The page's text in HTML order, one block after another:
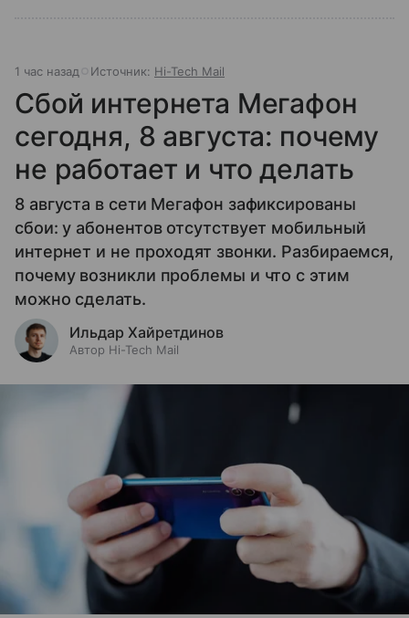
1 час назад Источник: Hi-Tech Mail
Сбой интернета Мегафон
сегодня, 8 августа: почему
не работает и что делать
8 августа в сети Мегафон зафиксированы
сбои: у абонентов отсутствует мобильный
интернет и не проходят звонки. Разбираемся,
почему возникли проблемы и что с этим
можно сделать.
Ильдар Хайретдинов
Автор Hi-Tech Mail